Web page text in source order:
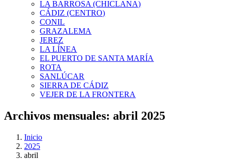
LA BARROSA (CHICLANA)
CÁDIZ (CENTRO)
CONIL
GRAZALEMA
JEREZ
LA LÍNEA
EL PUERTO DE SANTA MARÍA
ROTA
SANLÚCAR
SIERRA DE CÁDIZ
VEJER DE LA FRONTERA
Archivos mensuales: abril 2025
Inicio
2025
abril